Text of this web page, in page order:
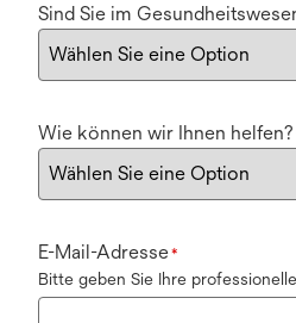
Sind Sie im
Wie können wir Ihnen helfen?
E-Mail-Adresse*
Bitte geben Sie Ihre